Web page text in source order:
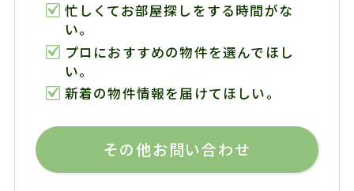
忙しくてお部屋探しをする時間がな
い。
プロにおすすめの物件を選んでほし
い。
新着の物件情報を届けてほしい。
その他お問い合わせ